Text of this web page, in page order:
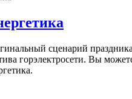
сценарий
горэлектросети. Вы